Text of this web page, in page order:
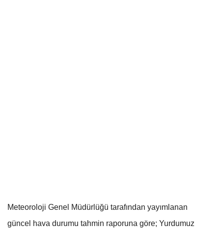
Meteoroloji Genel Müdürlüğü tarafından yayımlanan
güncel hava durumu tahmin raporuna göre; Yurdumuz